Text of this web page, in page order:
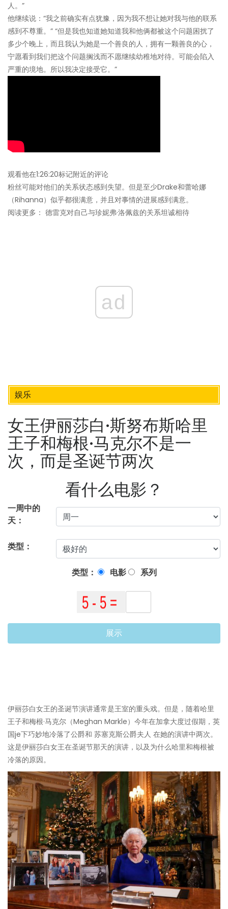
人。”
他继续说：“我之前确实有点犹豫，因为我不想让她对我与他的联系
感到不尊重。” “但是我也知道她知道我和他俩都被这个问题困扰了
多少个晚上，而且我认为她是一个善良的人，拥有一颗善良的心，
宁愿看到我们把这个问题搁浅而不愿继续幼稚地对待。可能会陷入
严重的境地。所以我决定接受它。”
观看他在1:26:20标记附近的评论
粉丝可能对他们的关系状态感到失望。但是至少Drake和蕾哈娜
（Rihanna）似乎都很满意，并且对事情的进展感到满意。
阅读更多： 德雷克对自己与珍妮弗·洛佩兹的关系坦诚相待
ad
娱乐
女王伊丽莎白·斯努布斯哈里
王子和梅根·马克尔不是一
次，而是圣诞节两次
看什么电影？
一周中的
天：
类型：
类型： 电影 系列
展示
伊丽莎白女王的圣诞节演讲通常是王室的重头戏。但是，随着哈里
王子和梅根·马克尔（Meghan Markle）今年在加拿大度过假期，英
国je下巧妙地冷落了公爵和 苏塞克斯公爵夫人 在她的演讲中两次。
这是伊丽莎白女王在圣诞节那天的演讲，以及为什么哈里和梅根被
冷落的原因。